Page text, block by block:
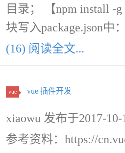
目录； 【npm install -
块写入package.json中：
(16) 阅读全文...
vue vue 插件开发
xiaowu 发布于2017-
参考资料：https://